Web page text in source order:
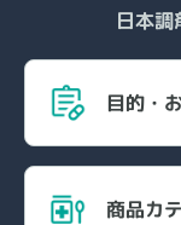
日本調
目的・
商品カ